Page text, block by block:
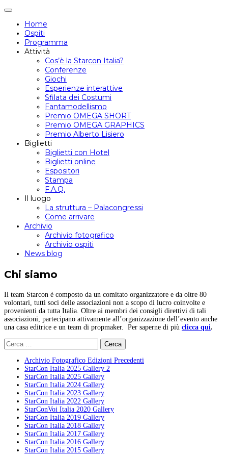
Attiva/disattiva
navigazione
Home
Ospiti
Programma
Attività
Cos’è la Starcon Italia?
Conferenze
Giochi
Esperienze interattive
Sfilata dei Costumi
Fantamodellismo
Premio OMEGA SHORT
Premio OMEGA GRAPHICS
Premio Alberto Lisiero
Biglietti
Biglietti con Hotel
Biglietti online
Espositori
Stampa
F.A.Q.
Il luogo
La struttura – Palacongressi
Come arrivare
Archivio
Archivio fotografico
Archivio ospiti
News blog
Chi siamo
Il team Starcon è composto da un comitato organizzatore e da oltre 80
volontari, tutti soci delle associazioni non a scopo di lucro coinvolte e
provenienti da tutta Italia. Oltre ai membri dei consigli direttivi di tali
associazioni, partecipano attivamente all’organizzazione dell’evento anche
una casa editrice e un team di propmaker. Per saperne di più clicca qui.
Ricerca
per:
Archivio Fotografico Edizioni Precedenti
StarCon Italia 2025 Gallery 2
StarCon Italia 2025 Gallery
StarCon Italia 2024 Gallery
StarCon Italia 2023 Gallery
StarCon Italia 2022 Gallery
StarConVoi Italia 2020 Gallery
StarCon Italia 2019 Gallery
StarCon Italia 2018 Gallery
StarCon Italia 2017 Gallery
StarCon Italia 2016 Gallery
StarCon Italia 2015 Gallery